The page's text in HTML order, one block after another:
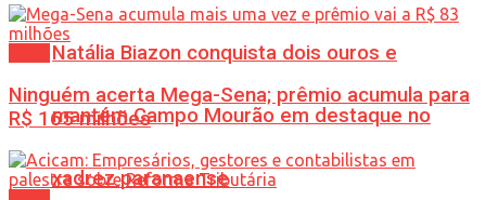
Natália Biazon conquista dois ouros e
mantém Campo Mourão em destaque no
xadrez paranaense
Ninguém acerta Mega-Sena; prêmio acumula para
R$ 165 milhões